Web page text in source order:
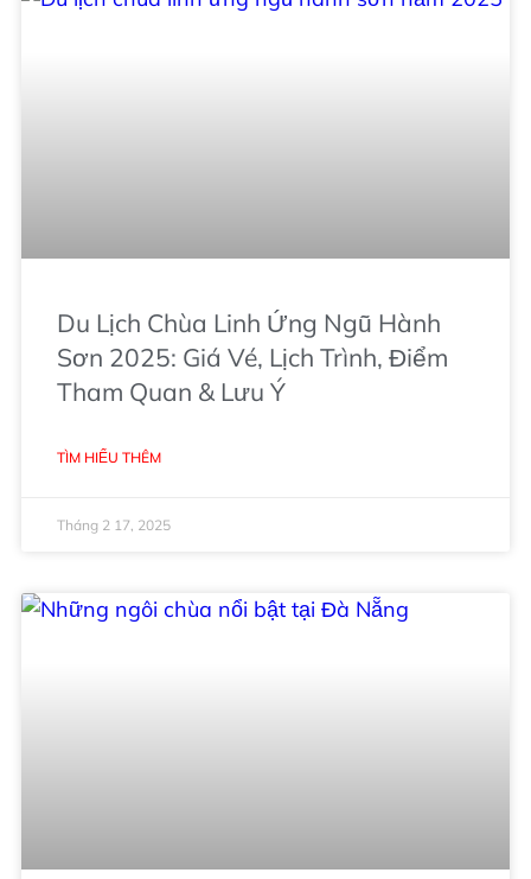
Du Lịch Chùa Linh Ứng Ngũ Hành
Sơn 2025: Giá Vé, Lịch Trình, Điểm
Tham Quan & Lưu Ý
TÌM HIỂU THÊM
Tháng 2 17, 2025